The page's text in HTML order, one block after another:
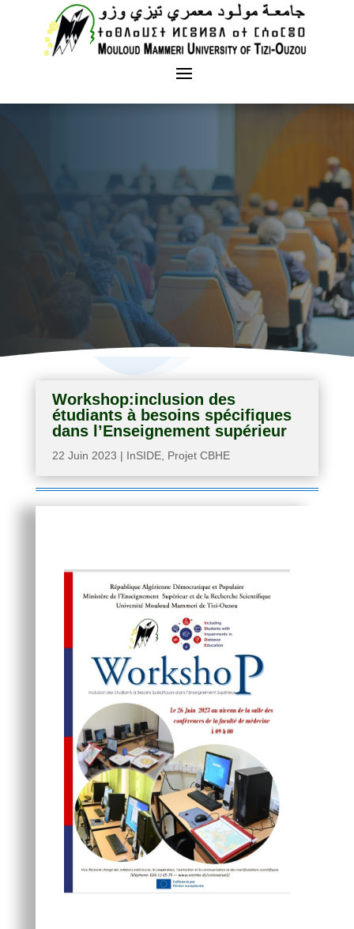
Vice rectorat chargé des relations
exterieures et des manifestations
scientifiques
Workshop:inclusion des
étudiants à besoins spécifiques
dans l’Enseignement supérieur
22 Juin 2023 | InSIDE, Projet CBHE